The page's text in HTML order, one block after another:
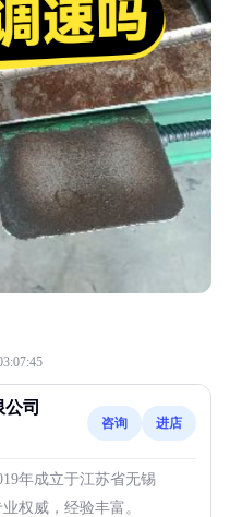
司
咨询 进店
年成立于江苏省无锡
权威，经验丰富。